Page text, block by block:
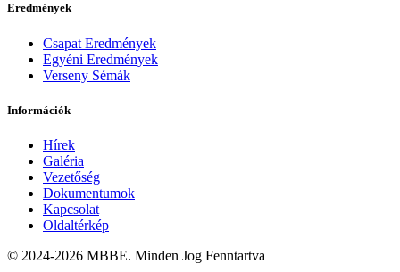
Eredmények
Csapat Eredmények
Egyéni Eredmények
Verseny Sémák
Információk
Hírek
Galéria
Vezetőség
Dokumentumok
Kapcsolat
Oldaltérkép
© 2024-2026 MBBE. Minden Jog Fenntartva